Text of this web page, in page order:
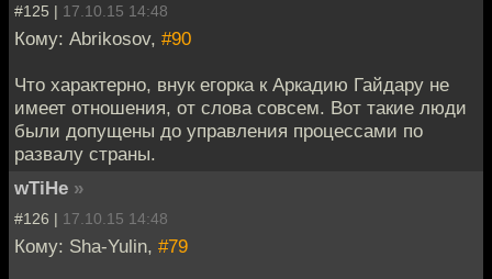
#125 | 17.10.15 14:48
Кому: Abrikosov, #90
Что характерно, внук егорка к Аркадию Гайдару не
имеет отношения, от слова совсем. Вот такие люди
были допущены до управления процессами по
развалу страны.
wTiHe »
#126 | 17.10.15 14:48
Кому: Sha-Yulin, #79